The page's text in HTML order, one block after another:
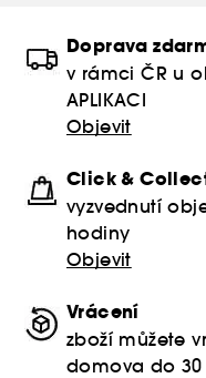
Doprava
v rámci ČR u
APLIKACI
Objevit
Click &
vyzvednutí
hodiny
Objevit
Vrácení
zboží můžete
domova do 30